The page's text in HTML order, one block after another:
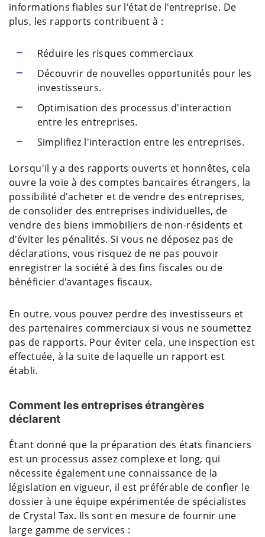
informations fiables sur l'état de l'entreprise. De
plus, les rapports contribuent à :
Réduire les risques commerciaux
Découvrir de nouvelles opportunités pour les
investisseurs.
Optimisation des processus d'interaction
entre les entreprises.
Simplifiez l'interaction entre les entreprises.
Lorsqu'il y a des rapports ouverts et honnêtes, cela
ouvre la voie à des comptes bancaires étrangers, la
possibilité d'acheter et de vendre des entreprises,
de consolider des entreprises individuelles, de
vendre des biens immobiliers de non-résidents et
d'éviter les pénalités. Si vous ne déposez pas de
déclarations, vous risquez de ne pas pouvoir
enregistrer la société à des fins fiscales ou de
bénéficier d'avantages fiscaux.
En outre, vous pouvez perdre des investisseurs et
des partenaires commerciaux si vous ne soumettez
pas de rapports. Pour éviter cela, une inspection est
effectuée, à la suite de laquelle un rapport est
établi.
Comment les entreprises étrangères
déclarent
Étant donné que la préparation des états financiers
est un processus assez complexe et long, qui
nécessite également une connaissance de la
législation en vigueur, il est préférable de confier le
dossier à une équipe expérimentée de spécialistes
de Crystal Tax. Ils sont en mesure de fournir une
large gamme de services :